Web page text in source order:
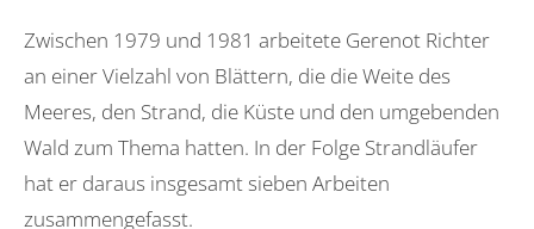
Zwischen 1979 und 1981 arbeitete Gerenot Richter
an einer Vielzahl von Blättern, die die Weite des
Meeres, den Strand, die Küste und den umgebenden
Wald zum Thema hatten. In der Folge Strandläufer
hat er daraus insgesamt sieben Arbeiten
zusammengefasst.